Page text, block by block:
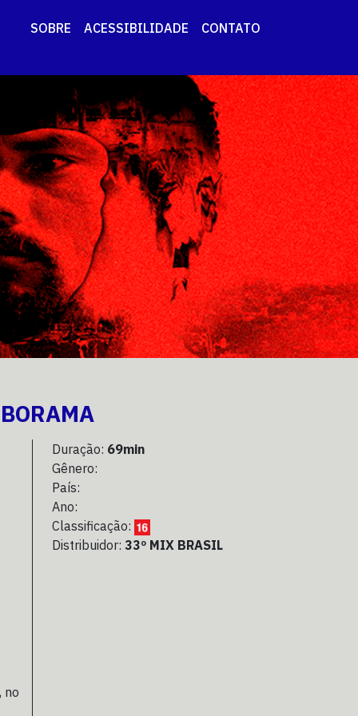
SOBRE ACESSIBILIDADE CONTATO
no
Duração: 69min
Gênero:
País:
Ano:
Classificação:
Distribuidor: 33º MIX BRASIL